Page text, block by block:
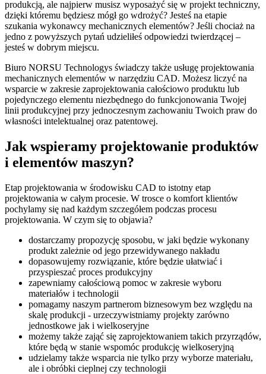
produkcją, ale najpierw musisz wyposażyć się w projekt techniczny,
dzięki któremu będziesz mógł go wdrożyć? Jesteś na etapie
szukania wykonawcy mechanicznych elementów? Jeśli chociaż na
jedno z powyższych pytań udzieliłeś odpowiedzi twierdzącej –
jesteś w dobrym miejscu.
Biuro NORSU Technologys świadczy także usługę projektowania
mechanicznych elementów w narzędziu CAD. Możesz liczyć na
wsparcie w zakresie zaprojektowania całościowo produktu lub
pojedynczego elementu niezbędnego do funkcjonowania Twojej
linii produkcyjnej przy jednoczesnym zachowaniu Twoich praw do
własności intelektualnej oraz patentowej.
Jak wspieramy projektowanie produktów
i elementów maszyn?
Etap projektowania w środowisku CAD to istotny etap
projektowania w całym procesie. W trosce o komfort klientów
pochylamy się nad każdym szczegółem podczas procesu
projektowania. W czym się to objawia?
dostarczamy propozycję sposobu, w jaki będzie wykonany
produkt zależnie od jego przewidywanego nakładu
dopasowujemy rozwiązanie, które będzie ułatwiać i
przyspieszać proces produkcyjny
zapewniamy całościową pomoc w zakresie wyboru
materiałów i technologii
pomagamy naszym partnerom biznesowym bez względu na
skalę produkcji - urzeczywistniamy projekty zarówno
jednostkowe jak i wielkoseryjne
możemy także zająć się zaprojektowaniem takich przyrządów,
które będą w stanie wspomóc produkcję wielkoseryjną
udzielamy także wsparcia nie tylko przy wyborze materiału,
ale i obróbki cieplnej czy technologii